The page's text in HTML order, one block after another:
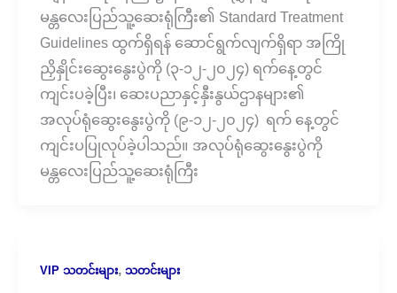
မန္တလေးပြည်သူ့ဆေးရုံကြီး၏ Standard Treatment
Guidelines ထွက်ရှိရန် ဆောင်ရွက်လျက်ရှိရာ အကြို
ညှိနှိုင်းဆွေးနွေးပွဲကို (၃-၁၂-၂၀၂၄) ရက်နေ့တွင်
ကျင်းပခဲ့ပြီး၊ ဆေးပညာနှင့်နှီးနွယ်ဌာနများ၏
အလုပ်ရုံဆွေးနွေးပွဲကို (၉-၁၂-၂၀၂၄) ရက် နေ့တွင်
ကျင်းပပြုလုပ်ခဲ့ပါသည်။ အလုပ်ရုံဆွေးနွေးပွဲကို
မန္တလေးပြည်သူ့ဆေးရုံကြီး
VIP သတင်းများ, သတင်းများ